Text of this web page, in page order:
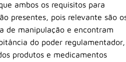
ambos os requisitos para
presentes, pois relevante são
de manipulação e encontram
do poder regulamentador,
produtos e medicamentos